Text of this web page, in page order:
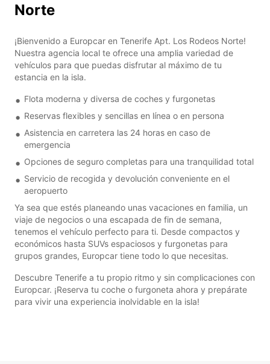
Norte
¡Bienvenido a Europcar en Tenerife Apt. Los Rodeos Norte!
Nuestra agencia local te ofrece una amplia variedad de
vehículos para que puedas disfrutar al máximo de tu
estancia en la isla.
Flota moderna y diversa de coches y furgonetas
Reservas flexibles y sencillas en línea o en persona
Asistencia en carretera las 24 horas en caso de
emergencia
Opciones de seguro completas para una tranquilidad total
Servicio de recogida y devolución conveniente en el
aeropuerto
Ya sea que estés planeando unas vacaciones en familia, un
viaje de negocios o una escapada de fin de semana,
tenemos el vehículo perfecto para ti. Desde compactos y
económicos hasta SUVs espaciosos y furgonetas para
grupos grandes, Europcar tiene todo lo que necesitas.
Descubre Tenerife a tu propio ritmo y sin complicaciones con
Europcar. ¡Reserva tu coche o furgoneta ahora y prepárate
para vivir una experiencia inolvidable en la isla!